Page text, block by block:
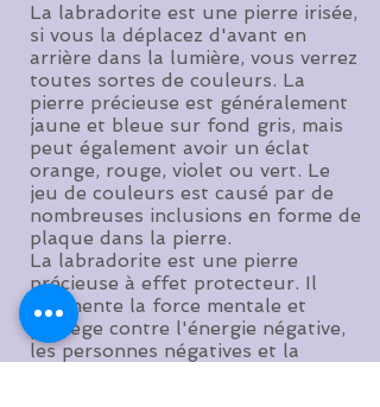
La labradorite est une pierre irisée,
si vous la déplacez d'avant en
arrière dans la lumière, vous verrez
toutes sortes de couleurs. La
pierre précieuse est généralement
jaune et bleue sur fond gris, mais
peut également avoir un éclat
orange, rouge, violet ou vert. Le
jeu de couleurs est causé par de
nombreuses inclusions en forme de
plaque dans la pierre.
La labradorite est une pierre
précieuse à effet protecteur. Il
augmente la force mentale et
protège contre l'énergie négative,
les personnes négatives et la